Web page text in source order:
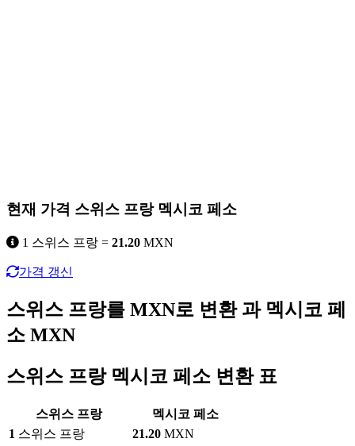
현재 가격 스위스 프랑 멕시코 페소
1 스위스 프랑 = 21.20 MXN
가격 갱신
스위스 프랑를 MXN로 변환 과 멕시코 페
소 MXN
스위스 프랑 멕시코 페소 변환 표
스위스 프랑
멕시코 페소
1 스위스 프랑 21.20 MXN